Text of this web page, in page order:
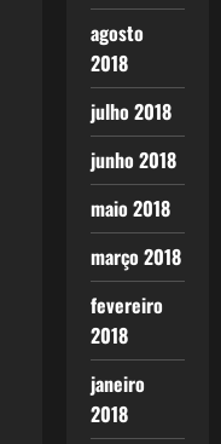
agosto
2018
julho 2018
junho 2018
maio 2018
março 2018
fevereiro
2018
janeiro
2018